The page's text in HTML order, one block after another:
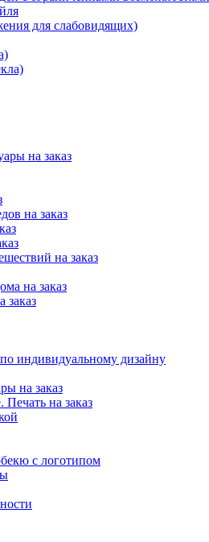
для слабовидящих)
на заказ
на заказ
на заказ
на заказ
заказ
индивидуальному дизайну
на заказ
на заказ
с логотипом